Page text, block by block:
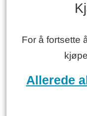
For å fortsette
Allerede